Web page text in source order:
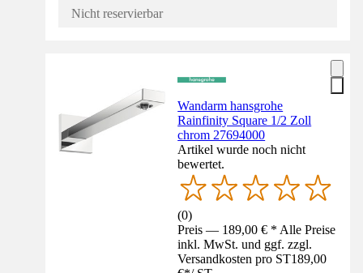
Nicht reservierbar
Wandarm hansgrohe
Rainfinity Square 1/2 Zoll
chrom 27694000
Artikel wurde noch nicht
bewertet.
(0)
Preis — 189,00 € * Alle Preise
inkl. MwSt. und ggf. zzgl.
Versandkosten pro ST189,00